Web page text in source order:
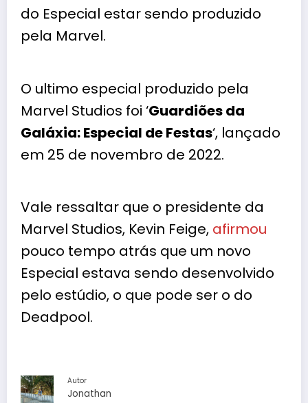
do Especial estar sendo produzido
pela Marvel.
O ultimo especial produzido pela
Marvel Studios foi ‘Guardiões da
Galáxia: Especial de Festas‘, lançado
em 25 de novembro de 2022.
Vale ressaltar que o presidente da
Marvel Studios, Kevin Feige, afirmou
pouco tempo atrás que um novo
Especial estava sendo desenvolvido
pelo estúdio, o que pode ser o do
Deadpool.
Autor
Jonathan